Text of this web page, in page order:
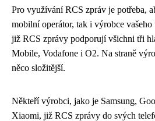
Pro využívání RCS zpráv je potřeba,
mobilní operátor, tak i výrobce
již RCS zprávy podporují všichni tři
Mobile, Vodafone i O2. Na straně
něco složitější.
Někteří výrobci, jako je Samsung,
Xiaomi, již RCS zprávy do svých